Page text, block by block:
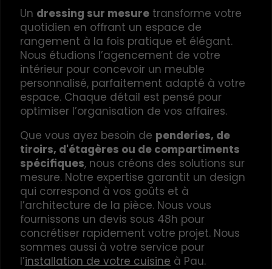
Un dressing sur mesuretransforme votre
quotidien en offrant un espace de
rangement à la fois pratique et élégant.
Nous étudions l’agencement de votre
intérieur pour concevoir un meuble
personnalisé, parfaitement adapté à votre
espace. Chaque détail est pensé pour
optimiser l’organisation de vos affaires.
Que vous ayez besoin de penderies, de
tiroirs, d'étagères ou de compartiments
spécifiques, nous créons des solutions sur
mesure. Notre expertise garantit un design
qui correspond à vos goûts et à
l’architecture de la pièce. Nous vous
fournissons un devis sous 48h pour
concrétiser rapidement votre projet. Nous
sommes aussi à votre service pour
l’installation de votre cuisine à Pau.